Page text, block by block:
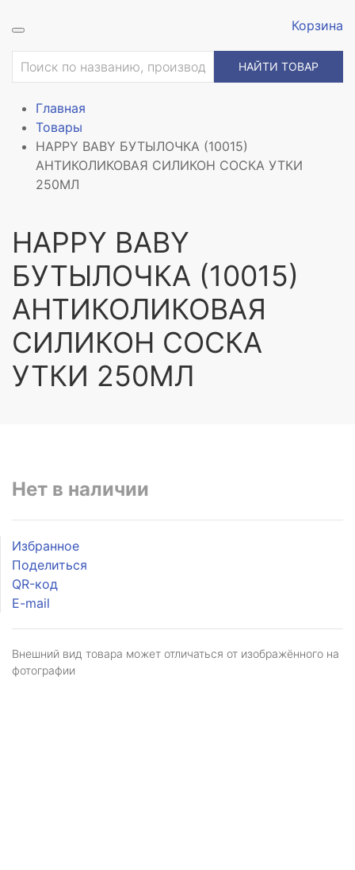
Корзина
НАЙТИ ТОВАР
Главная
Товары
HAPPY BABY БУТЫЛОЧКА (10015)
АНТИКОЛИКОВАЯ СИЛИКОН СОСКА УТКИ
250МЛ
HAPPY BABY
БУТЫЛОЧКА (10015)
АНТИКОЛИКОВАЯ
СИЛИКОН СОСКА
УТКИ 250МЛ
Нет в наличии
Избранное
Поделиться
QR-код
E-mail
Внешний вид товара может отличаться от изображённого на
фотографии